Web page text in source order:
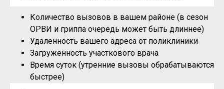
Количество вызовов в вашем районе (в сезон
ОРВИ и гриппа очередь может быть длиннее)
Удаленность вашего адреса от поликлиники
Загруженность участкового врача
Время суток (утренние вызовы обрабатываются
быстрее)